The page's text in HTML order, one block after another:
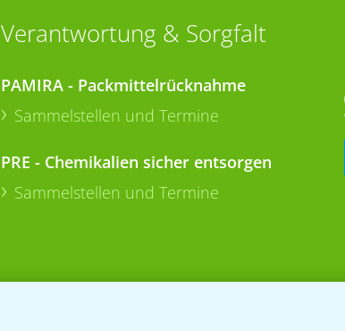
Verantwortung & Sorgfalt
PAMIRA - Packmittelrücknahme
Sammelstellen und Termine
PRE - Chemikalien sicher entsorgen
Sammelstellen und Termine